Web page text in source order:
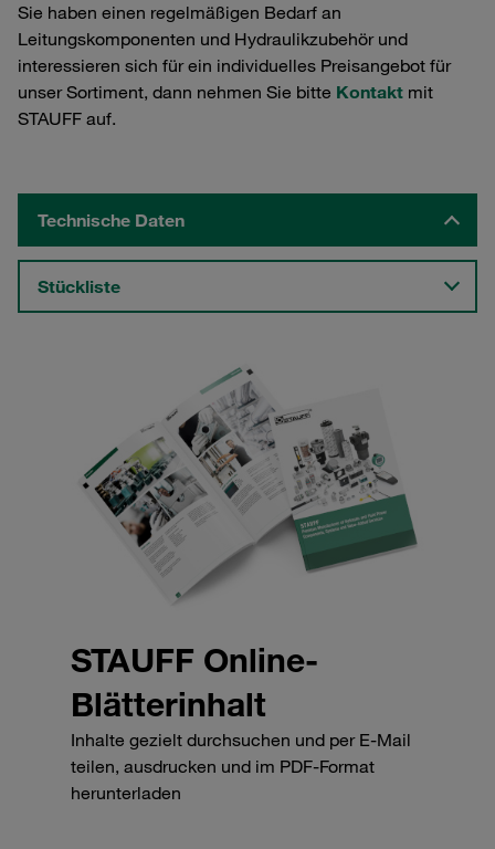
Sie haben einen regelmäßigen Bedarf an
Leitungskomponenten und Hydraulikzubehör und
interessieren sich für ein individuelles Preisangebot für
unser Sortiment, dann nehmen Sie bitte Kontakt mit
STAUFF auf.
Technische Daten
Stückliste
STAUFF Online-
Blätterinhalt
Inhalte gezielt durchsuchen und per E-Mail
teilen, ausdrucken und im PDF-Format
herunterladen